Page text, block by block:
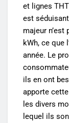
et lignes
est
majeur n’est
kWh, ce que
année. Le
ils en ont
apporte
les divers
lequel ils